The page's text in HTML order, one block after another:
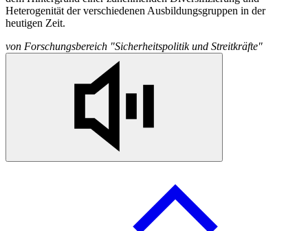
Heterogenität der verschiedenen Ausbildungsgruppen in der
heutigen Zeit.
von Forschungsbereich "Sicherheitspolitik und Streitkräfte"